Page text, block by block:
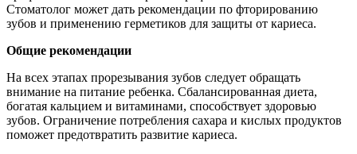
Стоматолог может дать рекомендации по фторированию
зубов и применению герметиков для защиты от кариеса.
Общие рекомендации
На всех этапах прорезывания зубов следует обращать
внимание на питание ребенка. Сбалансированная диета,
богатая кальцием и витаминами, способствует здоровью
зубов. Ограничение потребления сахара и кислых продуктов
поможет предотвратить развитие кариеса.